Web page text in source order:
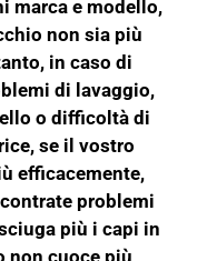
marca e modello,
non sia più
in caso di
di lavaggio,
o difficoltà di
se il vostro
efficacemente,
problemi
più i capi in
non cuoce più